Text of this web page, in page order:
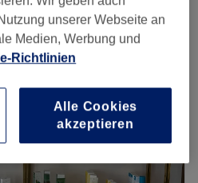
in der Nähe von Recklinghausen
unserer Webseite an
Medien, Werbung und
Richtlinien
Alle Cookies
akzeptieren